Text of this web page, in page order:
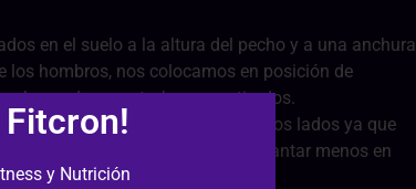
en el suelo a la altura del pecho y a una anchura
los hombros, nos colocamos en posición de
cada soporte, brazos estirados.
siempre hacia atrás, y no hacia los lados ya que
de hombros y también a aguantar menos en
una mayor estabilidad arriba.
Fitcron!
y Nutrición